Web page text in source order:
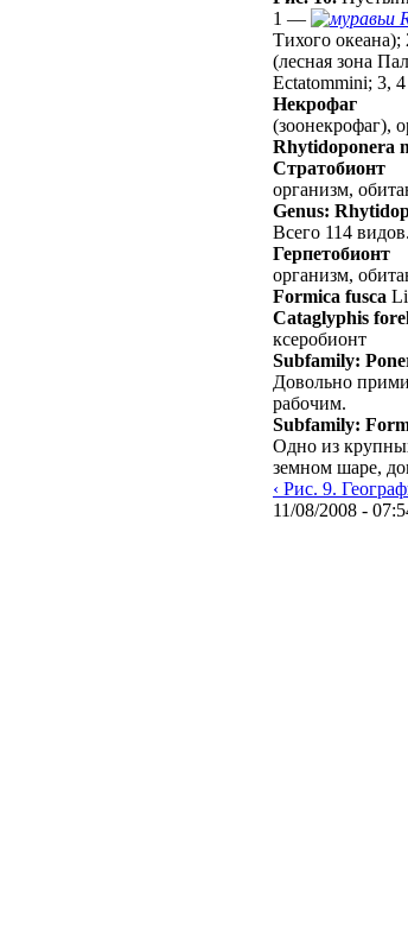
1 —
Тихого
(лесная зона
Ectatommini; 3,
Некрофаг
(зоонекрофаг),
Rhytidoponera
Стратобионт
организм,
Genus:
Всего 114 видов.
Герпетобионт
организм,
Formica fusca
Cataglyphis
ксеробионт
Subfamily:
Довольно
рабочим.
Subfamily:
Одно из
земном шаре,
‹ Рис. 9.
11/08/2008 -